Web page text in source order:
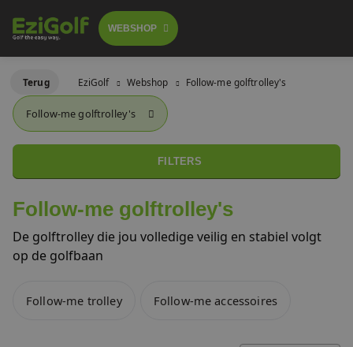
WEBSHOP
Follow-me golftrolley's
Elektrische golftrolley's
Push trolley's
Golfscooters
BESTELLEN
FOLLOW-ME TROLLEY
GOLFSCOOTERS
Voor golfbanen
Over ons
Terug EziGolf Webshop Follow-me golftrolley's
Follow-me golftrolley's
FILTERS
Follow-me golftrolley's
De golftrolley die jou volledige veilig en stabiel volgt
op de golfbaan
Follow-me trolley Follow-me accessoires